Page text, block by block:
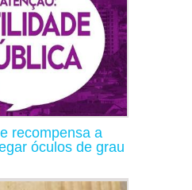
recompensa a
óculos de grau